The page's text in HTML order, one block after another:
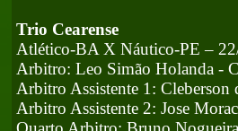
Trio Cearense
Atlético-BA X Náutico-PE –
Arbitro: Leo Simão Holanda -
Arbitro Assistente 1:
Arbitro Assistente 2: Jose